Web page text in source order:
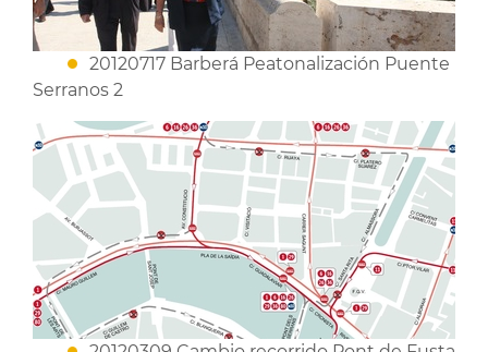
20120717 Barberá Peatonalización Puente
Serranos 2